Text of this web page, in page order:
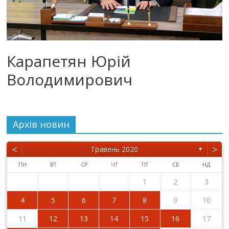
Карапетян Юрій
Володимирович
Архiв новин
< Травень 2020 ▼ >
ПН ВТ СР ЧТ ПТ СБ НД
1 2
3
4
5 6 7 8 9
10
11
12 13 14 15 16
17